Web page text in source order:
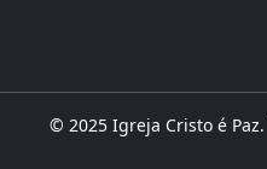
© 2025 Igreja Cristo é